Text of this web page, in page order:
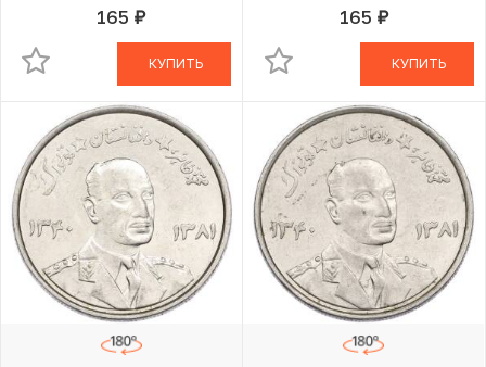
165 руб.В КОРЗИНЕ
КУПИТЬ
165 руб.В КОРЗИНЕ
КУПИТЬ